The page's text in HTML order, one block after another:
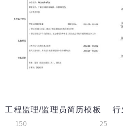
工程监理/监理员简历模板
150 25